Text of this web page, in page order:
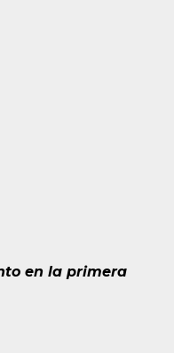
en la primera